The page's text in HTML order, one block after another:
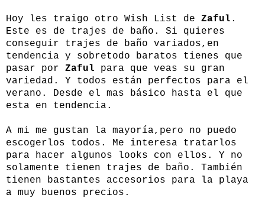
Hoy les traigo otro Wish List de Zaful .
Este es de trajes de baño. Si quieres
conseguir trajes de baño variados,en
tendencia y sobretodo baratos tienes que
pasar por Zaful para que veas su gran
variedad. Y todos están perfectos para el
verano. Desde el mas básico hasta el que
esta en tendencia.
A mi me gustan la mayoría,pero no puedo
escogerlos todos. Me interesa tratarlos
para hacer algunos looks con ellos. Y no
solamente tienen trajes de baño. También
tienen bastantes accesorios para la playa
a muy buenos precios.